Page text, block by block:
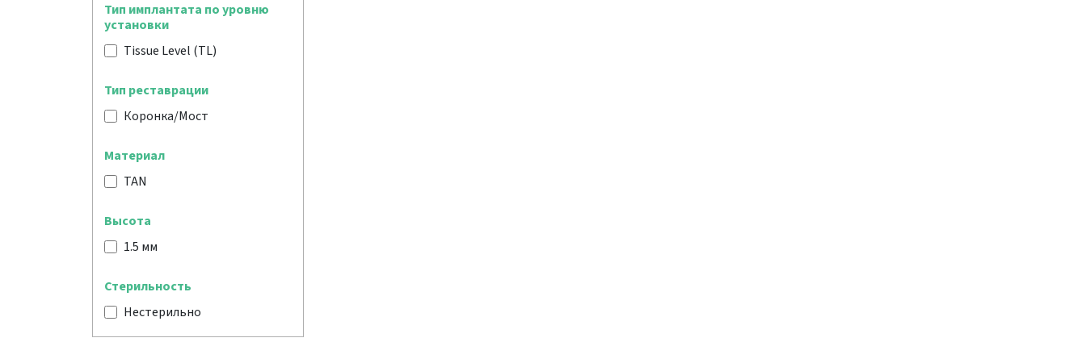
Тип имплантата по уровню
установки
Tissue Level (TL)
Тип реставрации
Коронка/Мост
Материал
TAN
Высота
1.5 мм
Стерильность
Нестерильно